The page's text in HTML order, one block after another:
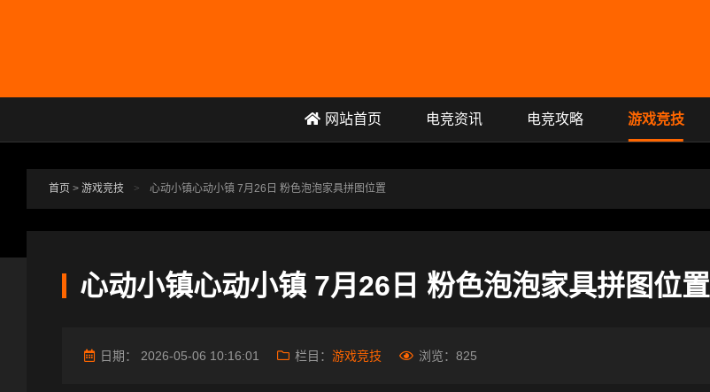
网站首页 电竞资讯 电竞攻略 游戏竞技
首页 > 游戏竞技 > 心动小镇心动小镇 7月26日 粉色泡泡家具拼图位置
心动小镇心动小镇 7月26日 粉色泡泡家具拼图位置
日期： 2026-05-06 10:16:01 栏目： 游戏竞技 浏览： 825